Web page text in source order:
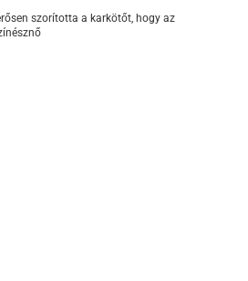
szorította a karkötőt, hogy az